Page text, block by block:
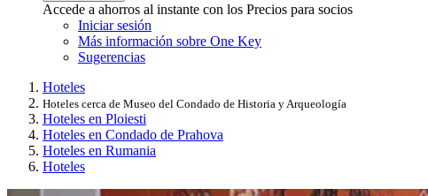
Accede a ahorros al instante con los Precios para socios
Iniciar sesión
Más información sobre One Key
Sugerencias
Hoteles
Hoteles cerca de Museo del Condado de Historia y Arqueología
Hoteles en Ploiesti
Hoteles en Condado de Prahova
Hoteles en Rumania
Hoteles